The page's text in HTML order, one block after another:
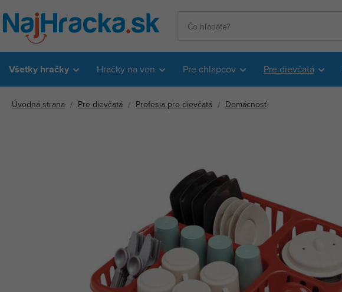
Všetky hračky Hračky na von Pre chlapcov Pre dievčatá
Úvodná strana Pre dievčatá Profesia pre dievčatá Domácnosť